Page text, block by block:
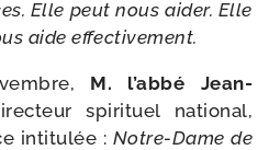
Elle peut nous aider. Elle
aide effectivement.
M. l’abbé Jean-​
spi­ri­tuel natio­nal,
inti­tu­lée : Notre-​Dame de